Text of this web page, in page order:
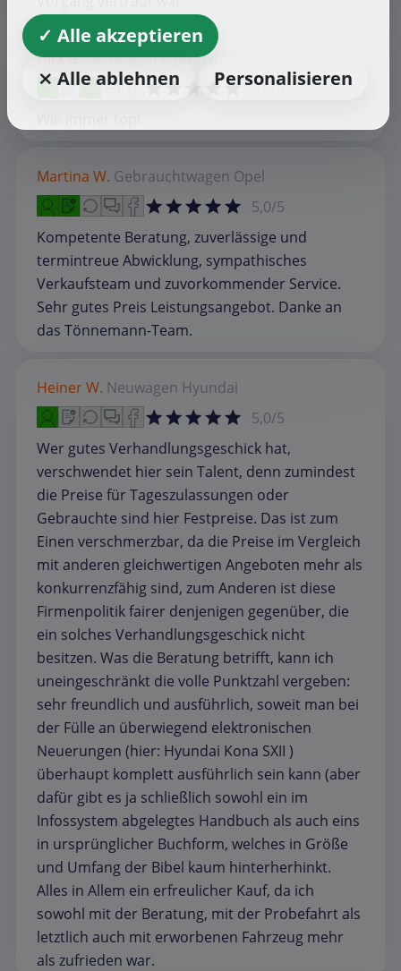
Dirk G.NeuwagenHyundai
5,0/5
Martina W. Gebrauchtwagen Opel
5,0/5
Kompetente Beratung, zuverlässige und
termintreue Abwicklung, sympathisches
Verkaufsteam und zuvorkommender Service.
Sehr gutes Preis Leistungsangebot. Danke an
das Tönnemann-Team.
Heiner W. Neuwagen Hyundai
5,0/5
Wer gutes Verhandlungsgeschick hat,
verschwendet hier sein Talent, denn zumindest
die Preise für Tageszulassungen oder
Gebrauchte sind hier Festpreise. Das ist zum
Einen verschmerzbar, da die Preise im Vergleich
mit anderen gleichwertigen Angeboten mehr als
konkurrenzfähig sind, zum Anderen ist diese
Firmenpolitik fairer denjenigen gegenüber, die
ein solches Verhandlungsgeschick nicht
besitzen. Was die Beratung betrifft, kann ich
uneingeschränkt die volle Punktzahl vergeben:
sehr freundlich und ausführlich, soweit man bei
der Fülle an überwiegend elektronischen
Neuerungen (hier: Hyundai Kona SXII )
überhaupt komplett ausführlich sein kann (aber
dafür gibt es ja schließlich sowohl ein im
Infossystem abgelegtes Handbuch als auch eins
in ursprünglicher Buchform, welches in Größe
und Umfang der Bibel kaum hinterherhinkt.
Alles in Allem ein erfreulicher Kauf, da ich
sowohl mit der Beratung, mit der Probefahrt als
letztlich auch mit erworbenen Fahrzeug mehr
als zufrieden war.
✓ Alle akzeptieren
⨯ Alle ablehnen
Personalisieren